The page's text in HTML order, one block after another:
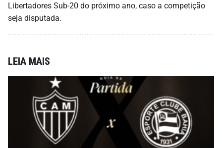
Libertadores Sub-20 do próximo ano, caso a competição
seja disputada.
LEIA MAIS